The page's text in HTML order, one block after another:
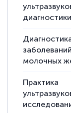
заболеваний
молочных
Практика